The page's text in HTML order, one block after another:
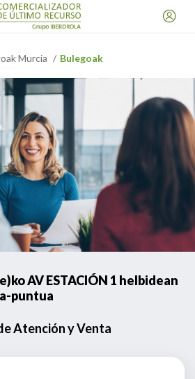
Murcia Bulegoak
AV ESTACIÓN 1 helbidean
puntua
Atención y Venta